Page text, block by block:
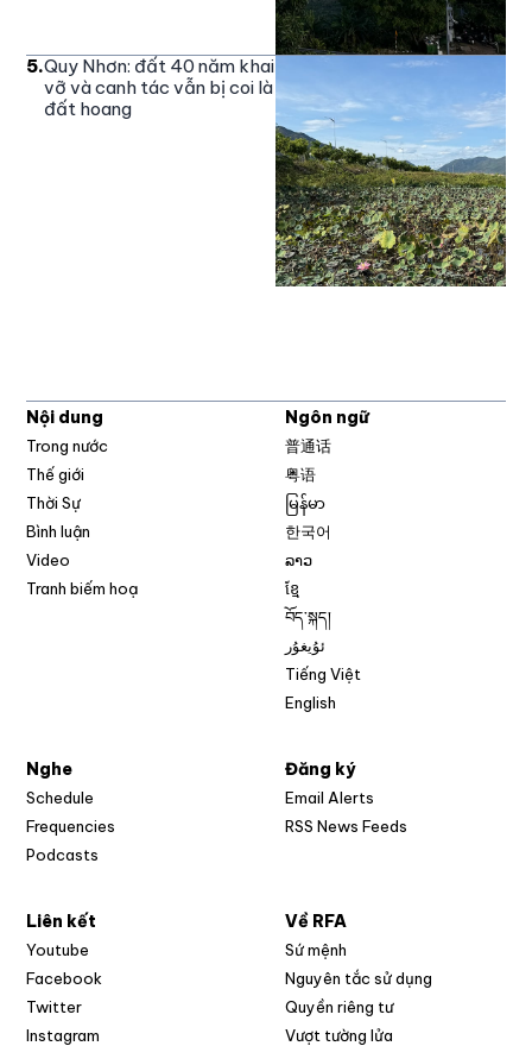
5.Quy Nhơn: đất 40 năm khai
vỡ và canh tác vẫn bị coi là
đất hoang
Nội dung
Trong nước
Thế giới
Thời Sự
Bình luận
Video
Tranh biếm hoạ
Ngôn ngữ
普通话
粤语
မြန်မာ
한국어
ລາວ
ខ្មែ
བོད་སྐད།
ئۇيغۇر
Tiếng Việt
English
Nghe
Schedule
Frequencies
Podcasts
Đăng ký
Email Alerts
RSS News Feeds
Liên kết
Youtube
Facebook
Twitter
Instagram
Về RFA
Sứ mệnh
Nguyên tắc sử dụng
Quyền riêng tư
Vượt tường lửa